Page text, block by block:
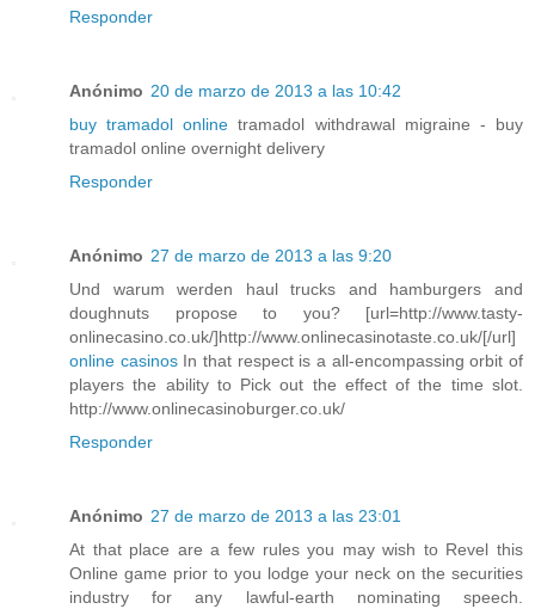
Responder
Anónimo 20 de marzo de 2013 a las 10:42
buy tramadol online tramadol withdrawal migraine - buy
tramadol online overnight delivery
Responder
Anónimo 27 de marzo de 2013 a las 9:20
Und warum werden haul trucks and hamburgers and
doughnuts propose to you? [url=http://www.tasty-
onlinecasino.co.uk/]http://www.onlinecasinotaste.co.uk/[/url]
online casinosIn that respect is a all-encompassing orbit of
players the ability to Pick out the effect of the time slot.
http://www.onlinecasinoburger.co.uk/
Responder
Anónimo 27 de marzo de 2013 a las 23:01
At that place are a few rules you may wish to Revel this
Online game prior to you lodge your neck on the securities
industry for any lawful-earth nominating speech.